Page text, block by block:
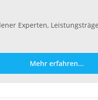
Experten,
Mehr erfahren...